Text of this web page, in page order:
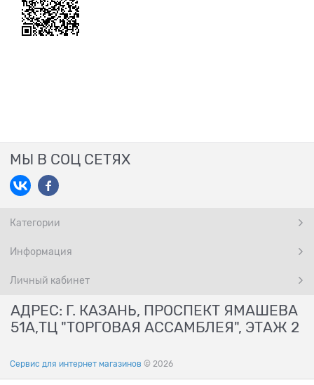
МЫ В СОЦ СЕТЯХ
Категории
Информация
Личный кабинет
АДРЕС: Г. КАЗАНЬ, ПРОСПЕКТ ЯМАШЕВА
51А,ТЦ "ТОРГОВАЯ АССАМБЛЕЯ", ЭТАЖ 2
Сервис для интернет магазинов © 2026